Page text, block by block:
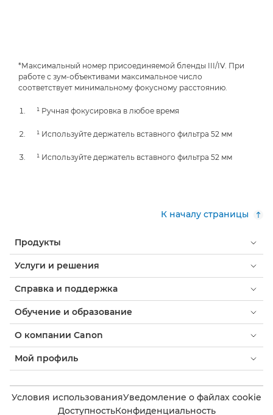
*Максимальный номер присоединяемой бленды III/IV. При
работе с зум-объективами максимальное число
соответствует минимальному фокусному расстоянию.
¹ Ручная фокусировка в любое время
¹ Используйте держатель вставного фильтра 52 мм
¹ Используйте держатель вставного фильтра 52 мм
К началу страницы
Продукты
Услуги и решения
Справка и поддержка
Обучение и образование
О компании Canon
Мой профиль
Условия использованияУведомление о файлах cookie
ДоступностьКонфиденциальность